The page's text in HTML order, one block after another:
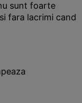
sunt foarte
fara lacrimi cand